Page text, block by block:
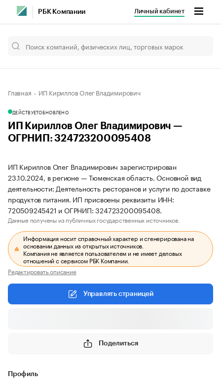
РБК Компании Личный кабинет
Главная ИП Кириллов Олег Владимирович
ДЕЙСТВУЕТОБНОВЛЕНО
ИП Кириллов Олег Владимирович —
ОГРНИП: 324723200095408
ИП Кириллов Олег Владимирович зарегистрирован
23.10.2024, в регионе — Тюменская область. Основной вид
деятельности: Деятельность ресторанов и услуги по доставке
продуктов питания. ИП присвоены реквизиты ИНН:
720509245421 и ОГРНИП: 324723200095408.
Данные получены из публичных государственных источников.
Информация носит справочный характер и сгенерирована на
основании данных из открытых источников.
Компания не является пользователем и не имеет деловых
отношений с сервисом РБК Компании.
Редактировать описание
Управлять страницей
Поделиться
Профиль